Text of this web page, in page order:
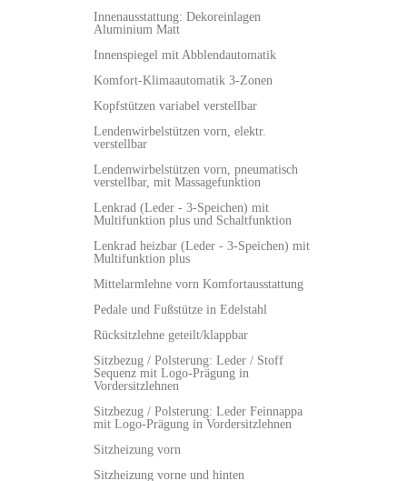
Innenausstattung: Dekoreinlagen
Aluminium Matt
Innenspiegel mit Abblendautomatik
Komfort-Klimaautomatik 3-Zonen
Kopfstützen variabel verstellbar
Lendenwirbelstützen vorn, elektr.
verstellbar
Lendenwirbelstützen vorn, pneumatisch
verstellbar, mit Massagefunktion
Lenkrad (Leder - 3-Speichen) mit
Multifunktion plus und Schaltfunktion
Lenkrad heizbar (Leder - 3-Speichen) mit
Multifunktion plus
Mittelarmlehne vorn Komfortausstattung
Pedale und Fußstütze in Edelstahl
Rücksitzlehne geteilt/klappbar
Sitzbezug / Polsterung: Leder / Stoff
Sequenz mit Logo-Prägung in
Vordersitzlehnen
Sitzbezug / Polsterung: Leder Feinnappa
mit Logo-Prägung in Vordersitzlehnen
Sitzheizung vorn
Sitzheizung vorne und hinten